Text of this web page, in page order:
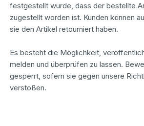
festgestellt wurde, dass der bestellte
zugestellt worden ist. Kunden können
sie den Artikel retourniert haben.
Es besteht die Möglichkeit,
melden und überprüfen zu lassen.
gesperrt, sofern sie gegen unsere
verstoßen.